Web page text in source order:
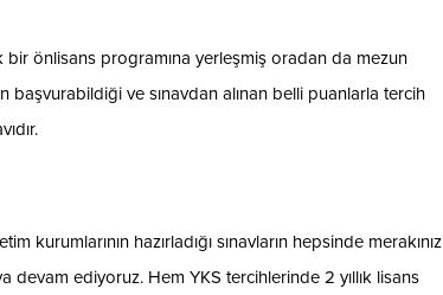
bir önlisans programına yerleşmiş oradan da mezun
başvurabildiği ve sınavdan alınan belli puanlarla tercih
kurumlarının hazırladığı sınavların hepsinde merakınız
devam ediyoruz. Hem YKS tercihlerinde 2 yıllık lisans